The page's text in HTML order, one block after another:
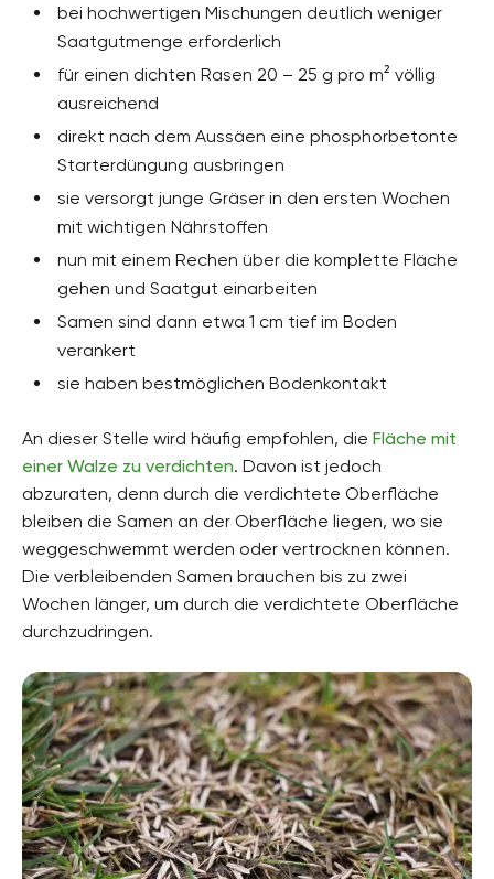
bei hochwertigen Mischungen deutlich weniger
Saatgutmenge erforderlich
für einen dichten Rasen 20 – 25 g pro m² völlig
ausreichend
direkt nach dem Aussäen eine phosphorbetonte
Starterdüngung ausbringen
sie versorgt junge Gräser in den ersten Wochen
mit wichtigen Nährstoffen
nun mit einem Rechen über die komplette Fläche
gehen und Saatgut einarbeiten
Samen sind dann etwa 1 cm tief im Boden
verankert
sie haben bestmöglichen Bodenkontakt
An dieser Stelle wird häufig empfohlen, die Fläche mit
einer Walze zu verdichten. Davon ist jedoch
abzuraten, denn durch die verdichtete Oberfläche
bleiben die Samen an der Oberfläche liegen, wo sie
weggeschwemmt werden oder vertrocknen können.
Die verbleibenden Samen brauchen bis zu zwei
Wochen länger, um durch die verdichtete Oberfläche
durchzudringen.